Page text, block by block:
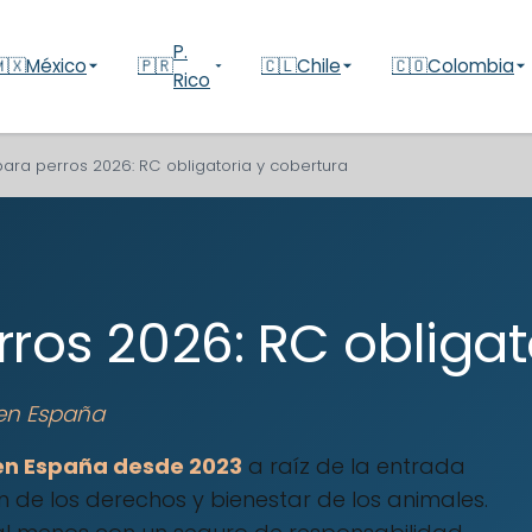
México 🇵🇷
P.
Rico
🇨🇱Chile 🇨🇴Colombia
perros 2026: RC obligatoria y cobertura
2026: RC
España
España desde 2023 a raíz de la entrada
de los derechos y bienestar de los animales.